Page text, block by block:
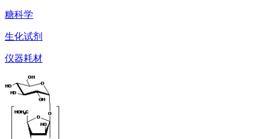
糖科学
生化试剂
仪器耗材